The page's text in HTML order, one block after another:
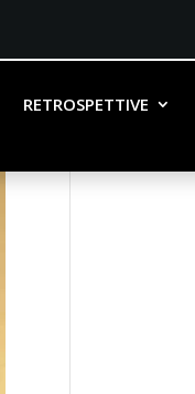
RETROSPETTIVE